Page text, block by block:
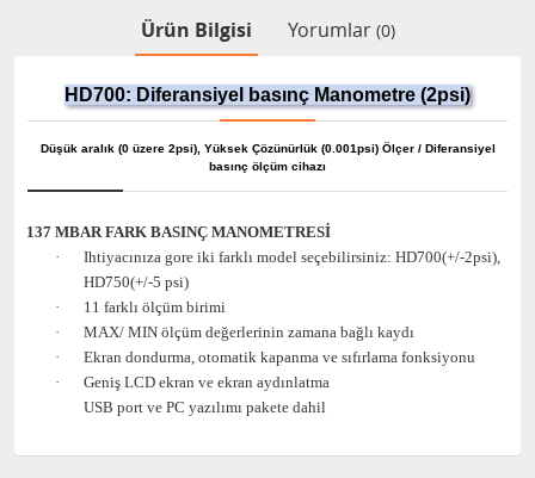
Ürün Bilgisi Yorumlar (0)
HD700: Diferansiyel basınç Manometre (2psi)
Düşük aralık (0 üzere 2psi), Yüksek Çözünürlük (0.001psi) Ölçer / Diferansiyel
basınç ölçüm cihazı
137 MBAR FARK BASINÇ MANOMETRESİ
·
Ihtiyacınıza gore iki farklı model seçebilirsiniz: HD700(+/-2psi),
HD750(+/-5 psi)
·
11 farklı ölçüm birimi
·
MAX/ MIN ölçüm değerlerinin zamana bağlı kaydı
·
Ekran dondurma, otomatik kapanma ve sıfırlama fonksiyonu
·
Geniş LCD ekran ve ekran aydınlatma
USB port ve PC yazılımı pakete dahil